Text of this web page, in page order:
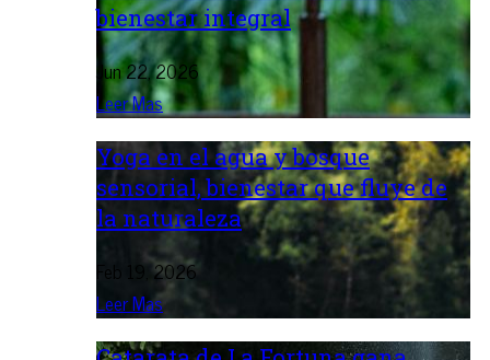
bienestar integral
Jun 22, 2026
Leer Mas
Yoga en el agua y bosque
sensorial, bienestar que fluye de
la naturaleza
Feb 19, 2026
Leer Mas